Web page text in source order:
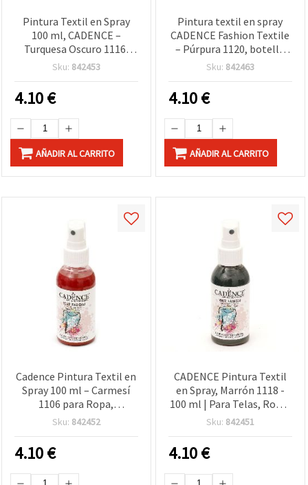
Pintura Textil en Spray
100 ml, CADENCE –
Turquesa Oscuro 1116,
Secado Rápido para
Lienzos, Ideal para
Manualidades DIY y
Proyectos de Arte
Sku: 842453
4.10€
AÑADIR AL CARRITO
Pintura textil en spray
CADENCE Fashion Textile
– Púrpura 1120, botella
pulverizadora de 100 ml,
Sku: 842463
4.10€
AÑADIR AL CARRITO
Cadence Pintura Textil en
Spray 100 ml – Carmesí
1106 para Ropa,
Camisetas, Arte en Tela y
Manualidades
Sku: 842452
4.10€
CADENCE Pintura Textil
en Spray, Marrón 1118 -
100 ml | Para Telas, Ropa,
Camisetas y Manualidades
Sku: 842451
4.10€